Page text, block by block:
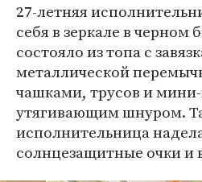
27-летняя
себя в зеркале в черном
состояло из топа с
металлической
чашками, трусов и
утягивающим шнуром.
исполнительница
солнцезащитные очки и